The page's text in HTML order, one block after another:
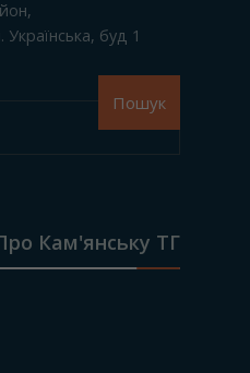
,
Українська, буд 1
Пошук
Кам'янську ТГ